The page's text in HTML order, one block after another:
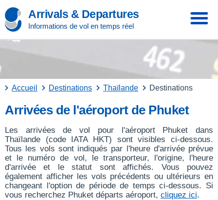
Arrivals & Departures
Informations de vol en temps réel
Accueil Destinations Thaïlande Destinations
Arrivées de l'aéroport de Phuket
Les arrivées de vol pour l'aéroport Phuket dans
Thaïlande (code IATA HKT) sont visibles ci-dessous.
Tous les vols sont indiqués par l'heure d'arrivée prévue
et le numéro de vol, le transporteur, l'origine, l'heure
d'arrivée et le statut sont affichés. Vous pouvez
également afficher les vols précédents ou ultérieurs en
changeant l'option de période de temps ci-dessous. Si
vous recherchez Phuket départs aéroport, cliquez ici.